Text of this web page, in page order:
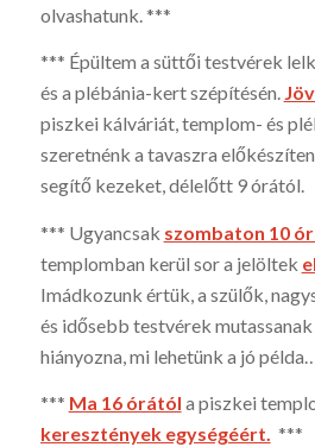
olvashatunk. ***
*** Épültem a süttői testvérek
és a plébánia-kert szépítésén.
piszkei kálváriát, templom- és
szeretnénk a tavaszra
segítő kezeket, délelőtt 9 órától.
*** Ugyancsak szombaton 10
templomban kerül sor a jelöltek
Imádkozunk értük, a szülők,
és idősebb test­vérek
hiányozna, mi lehetünk a jó
*** Ma 16 órától a piszkei
keresztények egységé­ért. ***